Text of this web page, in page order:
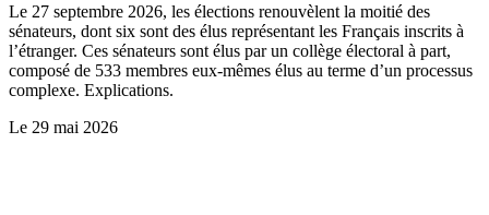
Le 27 septembre 2026, les élections renouvèlent la moitié des
sénateurs, dont six sont des élus représentant les Français inscrits à
l’étranger. Ces sénateurs sont élus par un collège électoral à part,
composé de 533 membres eux-mêmes élus au terme d’un processus
complexe. Explications.
Le 29 mai 2026